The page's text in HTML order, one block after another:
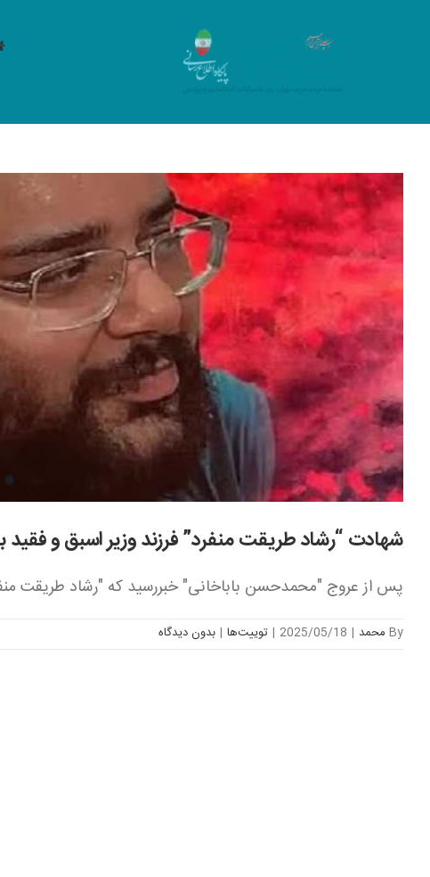
شهادت “رشاد طریقت منفرد” فرزند وزیر اسبق و
پس از عروج "محمدحسن باباخانی" خبررسید که "رشاد طریقت
By محمد |
2025/05/18
| توییت‌ها | بدون ديدگاه